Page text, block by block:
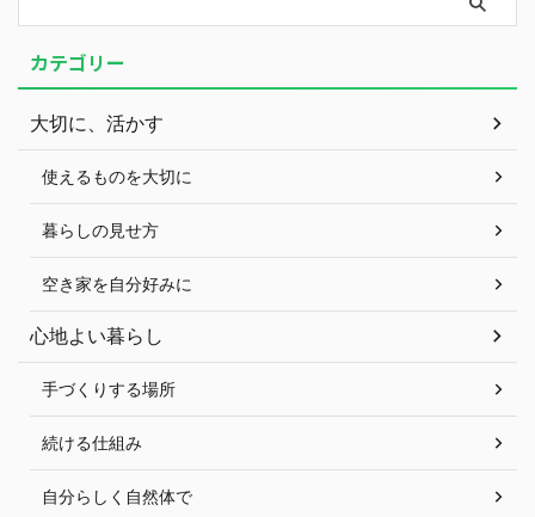
カテゴリー
大切に、活かす
使えるものを大切に
暮らしの見せ方
空き家を自分好みに
心地よい暮らし
手づくりする場所
続ける仕組み
自分らしく自然体で